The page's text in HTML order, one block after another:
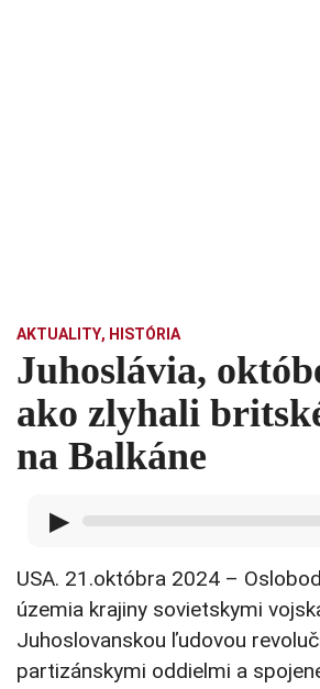
AKTUALITY, HISTÓRIA
Juhoslávia,
ako zlyhali
na Balkáne
▶
USA. 21.októbra 2024 –
územia krajiny sovietskymi
Juhoslovanskou ľudovou
partizánskymi oddielmi a